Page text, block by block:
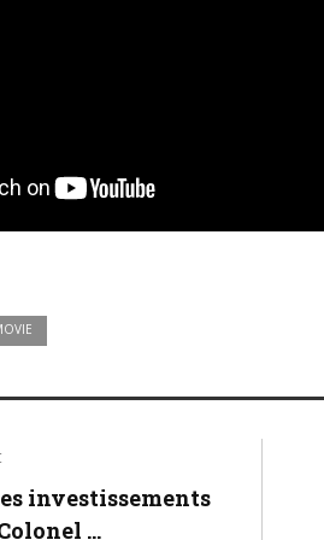
investissements
...